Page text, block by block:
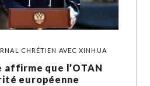
CHRÉTIEN AVEC XINHUA
que l’OTAN
européenne